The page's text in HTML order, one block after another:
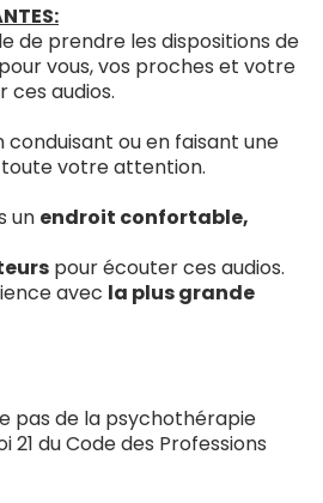
de prendre les dispositions de
vous, vos proches et votre
audios.
conduisant ou en faisant une
votre attention.
un endroit confortable,
pour écouter ces audios.
avec la plus grande
pas de la psychothérapie
du Code des Professions